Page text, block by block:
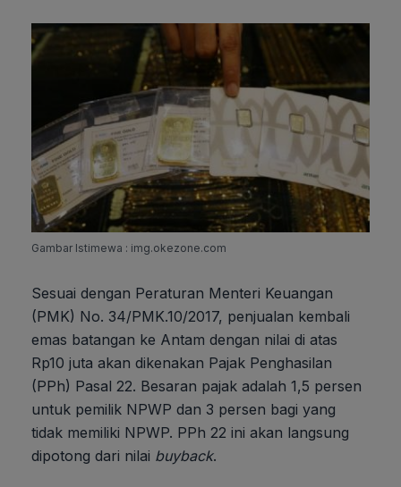
Gambar Istimewa : img.okezone.com
Sesuai dengan Peraturan Menteri Keuangan
(PMK) No. 34/PMK.10/2017, penjualan kembali
emas batangan ke Antam dengan nilai di atas
Rp10 juta akan dikenakan Pajak Penghasilan
(PPh) Pasal 22. Besaran pajak adalah 1,5 persen
untuk pemilik NPWP dan 3 persen bagi yang
tidak memiliki NPWP. PPh 22 ini akan langsung
dipotong dari nilai buyback.